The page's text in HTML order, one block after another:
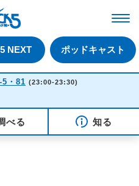
NEXT ポッドキャスト
・81 (23:00-23:30)
べる 知る